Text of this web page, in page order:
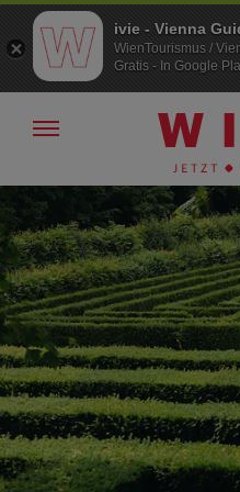
Zur
Navigation
Zum
Inhalt
Navigation
ivie - Vienna
WienTourismus /
Gratis - In Google